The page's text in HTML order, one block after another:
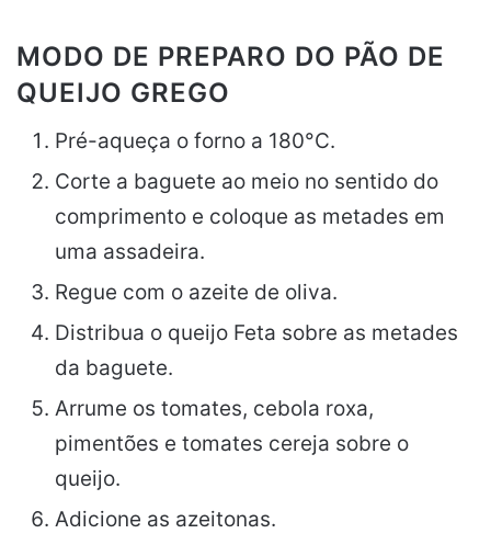
MODO DE PREPARO DO PÃO DE
QUEIJO GREGO
Pré-aqueça o forno a 180°C.
Corte a baguete ao meio no sentido do
comprimento e coloque as metades em
uma assadeira.
Regue com o azeite de oliva.
Distribua o queijo Feta sobre as metades
da baguete.
Arrume os tomates, cebola roxa,
pimentões e tomates cereja sobre o
queijo.
Adicione as azeitonas.